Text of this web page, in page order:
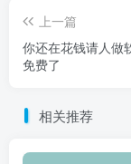
上一篇
你还在花钱请人做
免费了
相关推荐